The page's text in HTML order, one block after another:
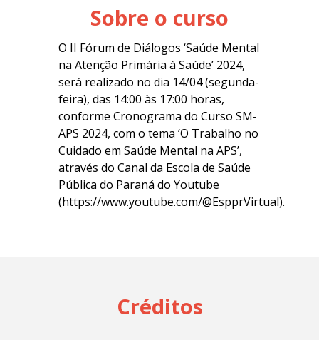
Sobre o curso
O II Fórum de Diálogos ‘Saúde Mental
na Atenção Primária à Saúde’ 2024,
será realizado no dia 14/04 (segunda-
feira), das 14:00 às 17:00 horas,
conforme Cronograma do Curso SM-
APS 2024, com o tema ‘O Trabalho no
Cuidado em Saúde Mental na APS’,
através do Canal da Escola de Saúde
Pública do Paraná do Youtube
(https://www.youtube.com/@EspprVirtual).
Créditos